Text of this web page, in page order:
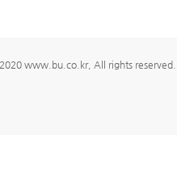
www.bu.co.kr, All rights reserved.